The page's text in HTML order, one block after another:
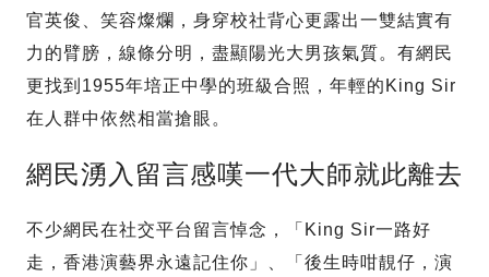
官英俊、笑容燦爛，身穿校社背心更露出一雙結實有
力的臂膀，線條分明，盡顯陽光大男孩氣質。有網民
更找到1955年培正中學的班級合照，年輕的King Sir
在人群中依然相當搶眼。
網民湧入留言感嘆一代大師就此離去
不少網民在社交平台留言悼念，「King Sir一路好
走，香港演藝界永遠記住你」、「後生時咁靚仔，演